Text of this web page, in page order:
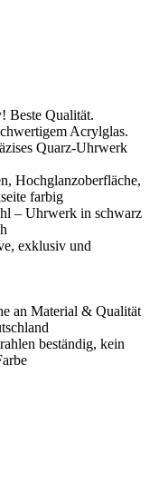
Beste Qualität.
Acrylglas.
Quarz-Uhrwerk
Hochglanzoberfläche,
farbig
– Uhrwerk in schwarz
exklusiv und
an Material & Qualität
beständig, kein